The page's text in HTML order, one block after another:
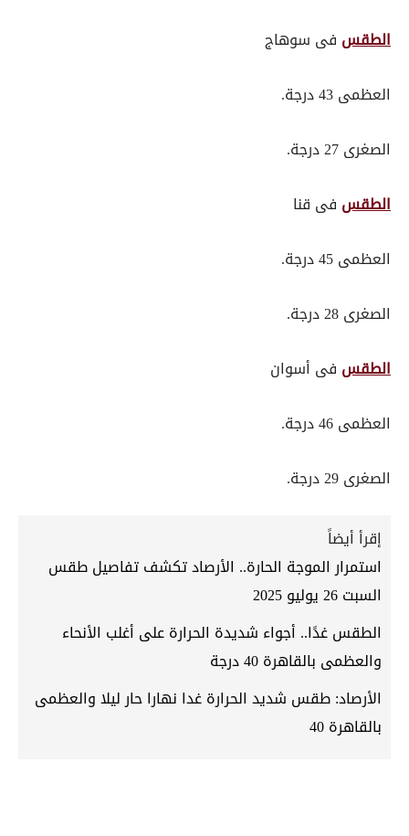
الطقس فى سوهاج
العظمى 43 درجة.
الصغرى 27 درجة.
الطقس فى قنا
العظمى 45 درجة.
الصغرى 28 درجة.
الطقس فى أسوان
العظمى 46 درجة.
الصغرى 29 درجة.
إقرأ أيضاً
استمرار الموجة الحارة.. الأرصاد تكشف تفاصيل طقس
السبت 26 يوليو 2025
الطقس غدًا.. أجواء شديدة الحرارة على أغلب الأنحاء
والعظمى بالقاهرة 40 درجة
الأرصاد: طقس شديد الحرارة غدا نهارا حار ليلا والعظمى
بالقاهرة 40